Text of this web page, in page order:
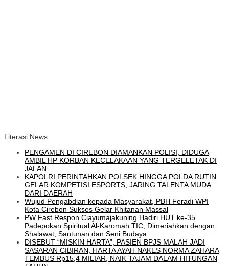
Literasi News
PENGAMEN DI CIREBON DIAMANKAN POLISI, DIDUGA
AMBIL HP KORBAN KECELAKAAN YANG TERGELETAK DI
JALAN
KAPOLRI PERINTAHKAN POLSEK HINGGA POLDA RUTIN
GELAR KOMPETISI ESPORTS, JARING TALENTA MUDA
DARI DAERAH
Wujud Pengabdian kepada Masyarakat, PBH Feradi WPI
Kota Cirebon Sukses Gelar Khitanan Massal
PW Fast Respon Ciayumajakuning Hadiri HUT ke-35
Padepokan Spiritual Al-Karomah TIC, Dimeriahkan dengan
Shalawat, Santunan dan Seni Budaya
DISEBUT “MISKIN HARTA”, PASIEN BPJS MALAH JADI
SASARAN CIBIRAN, HARTA AYAH NAKES NORMA ZAHARA
TEMBUS Rp15,4 MILIAR, NAIK TAJAM DALAM HITUNGAN